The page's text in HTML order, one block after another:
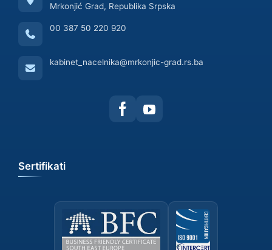
Mrkonjić Grad, Republika Srpska
00 387 50 220 920
kabinet_nacelnika@mrkonjic-grad.rs.ba
Sertifikati